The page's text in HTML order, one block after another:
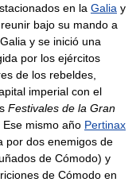
en la Galia y
bajo su mando a
y se inició una
por los ejércitos
de los rebeldes,
imperial con el
Festivales de la Gran
Ese mismo año Pertinax
por dos enemigos de
de Cómodo) y
de Cómodo en